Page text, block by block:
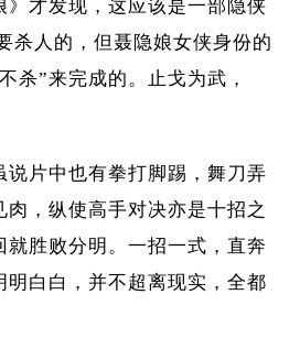
》才发现，这应该是一部隐侠
杀人的，但聂隐娘女侠身份的
杀”来完成的。止戈为武，
说片中也有拳打脚踢，舞刀弄
肉，纵使高手对决亦是十招之
就胜败分明。一招一式，直奔
明白白，并不超离现实，全都